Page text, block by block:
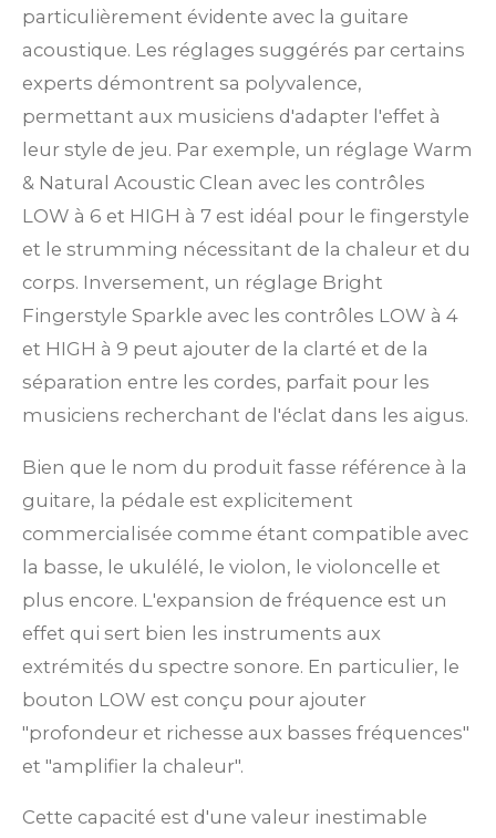
particulièrement évidente avec la guitare
acoustique. Les réglages suggérés par certains
experts démontrent sa polyvalence,
permettant aux musiciens d'adapter l'effet à
leur style de jeu. Par exemple, un réglage Warm
& Natural Acoustic Clean avec les contrôles
LOW à 6 et HIGH à 7 est idéal pour le fingerstyle
et le strumming nécessitant de la chaleur et du
corps. Inversement, un réglage Bright
Fingerstyle Sparkle avec les contrôles LOW à 4
et HIGH à 9 peut ajouter de la clarté et de la
séparation entre les cordes, parfait pour les
musiciens recherchant de l'éclat dans les aigus.
Bien que le nom du produit fasse référence à la
guitare, la pédale est explicitement
commercialisée comme étant compatible avec
la basse, le ukulélé, le violon, le violoncelle et
plus encore. L'expansion de fréquence est un
effet qui sert bien les instruments aux
extrémités du spectre sonore. En particulier, le
bouton LOW est conçu pour ajouter
"profondeur et richesse aux basses fréquences"
et "amplifier la chaleur".
Cette capacité est d'une valeur inestimable